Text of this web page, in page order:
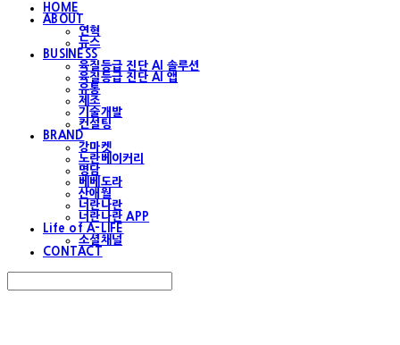
HOME
ABOUT
연혁
뉴스
BUSINESS
육질등급 진단 AI 솔루션
육질등급 진단 AI 앱
유통
제조
기술개발
컨설팅
BRAND
강마켓
노란베이커리
명담
베베도라
산애월
너란나란
너란나란 APP
Life of A-LIFE
소셜채널
CONTACT